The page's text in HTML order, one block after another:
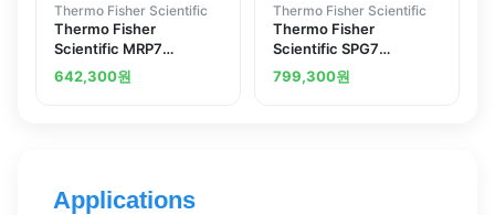
Thermo Fisher Scientific
Thermo Fisher
Scientific MRP7
Polyclonal Antibody
642,300원
Thermo Fisher Scientific
Thermo Fisher
Scientific SPG7
Polyclonal Antibody
799,300원
Applications